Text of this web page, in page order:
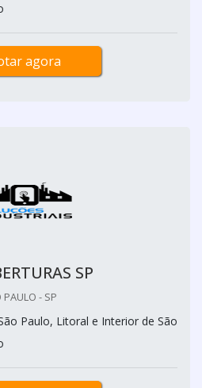
agora
SP
- SP
Paulo, Litoral e Interior de São